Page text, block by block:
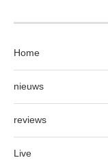
Home
nieuws
reviews
Live